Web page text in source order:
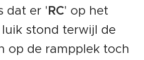
dat er 'RC' op het
stond terwijl de
op de rampplek toch